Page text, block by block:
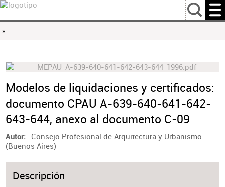
…
»
Modelos de liquidaciones y certificados:
documento CPAU A-639-640-641-642-
643-644, anexo al documento C-09
Autor
Consejo Profesional de Arquitectura y Urbanismo
(Buenos Aires)
Descripción